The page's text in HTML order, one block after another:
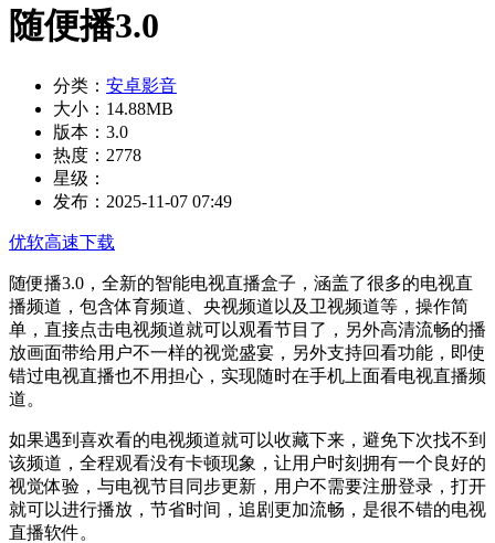
随便播3.0
分类： 安卓影音
大小： 14.88MB
版本： 3.0
热度： 2778
星级：
发布： 2025-11-07 07:49
优软高速下载
随便播3.0，全新的智能电视直播盒子，涵盖了很多的电视直
播频道，包含体育频道、央视频道以及卫视频道等，操作简
单，直接点击电视频道就可以观看节目了，另外高清流畅的播
放画面带给用户不一样的视觉盛宴，另外支持回看功能，即使
错过电视直播也不用担心，实现随时在手机上面看电视直播频
道。
如果遇到喜欢看的电视频道就可以收藏下来，避免下次找不到
该频道，全程观看没有卡顿现象，让用户时刻拥有一个良好的
视觉体验，与电视节目同步更新，用户不需要注册登录，打开
就可以进行播放，节省时间，追剧更加流畅，是很不错的电视
直播软件。